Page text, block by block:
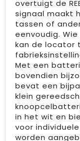
overtuigt de
signaal maakt
tassen of
eenvoudig.
kan de locator
Met een
bovendien
bevat een
klein
in het wit en
voor
worden